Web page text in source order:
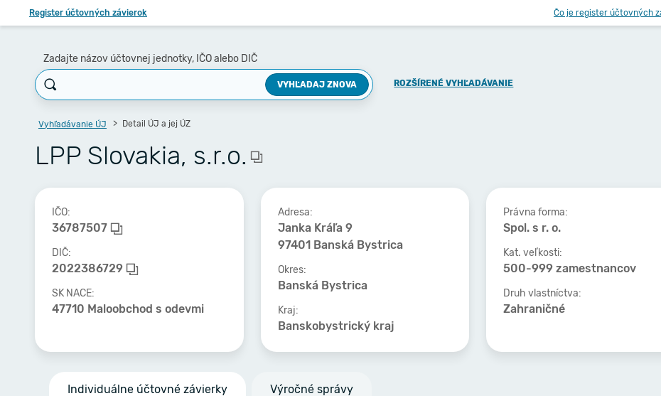
Register účtovných závierok Čo je register účtovných
Zadajte názov účtovnej jednotky, IČO alebo DIČ
VYHĽADAJ ZNOVA ROZŠÍRENÉ VYHĽADÁVANIE
Vyhľadávanie ÚJ Detail ÚJ a jej ÚZ
LPP Slovakia, s.r.o.
IČO:
36787507
DIČ:
2022386729
SK NACE:
47710 Maloobchod s odevmi
Adresa:
Janka Kráľa 9
97401 Banská Bystrica
Okres:
Banská Bystrica
Kraj:
Banskobystrický kraj
Právna forma:
Spol. s r. o.
Kat. veľkosti:
500-999 zamestnancov
Druh vlastníctva:
Zahraničné
Individuálne účtovné závierky Výročné správy